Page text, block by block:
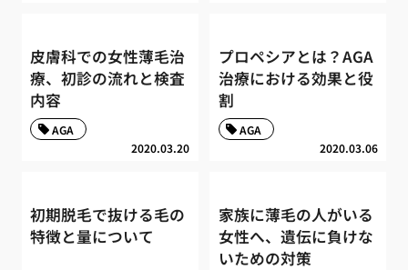
皮膚科での女性薄毛治
療、初診の流れと検査
内容
2020.03.20
AGA
プロペシアとは？AGA
治療における効果と役
割
2020.03.06
AGA
初期脱毛で抜ける毛の
特徴と量について
家族に薄毛の人がいる
女性へ、遺伝に負けな
いための対策